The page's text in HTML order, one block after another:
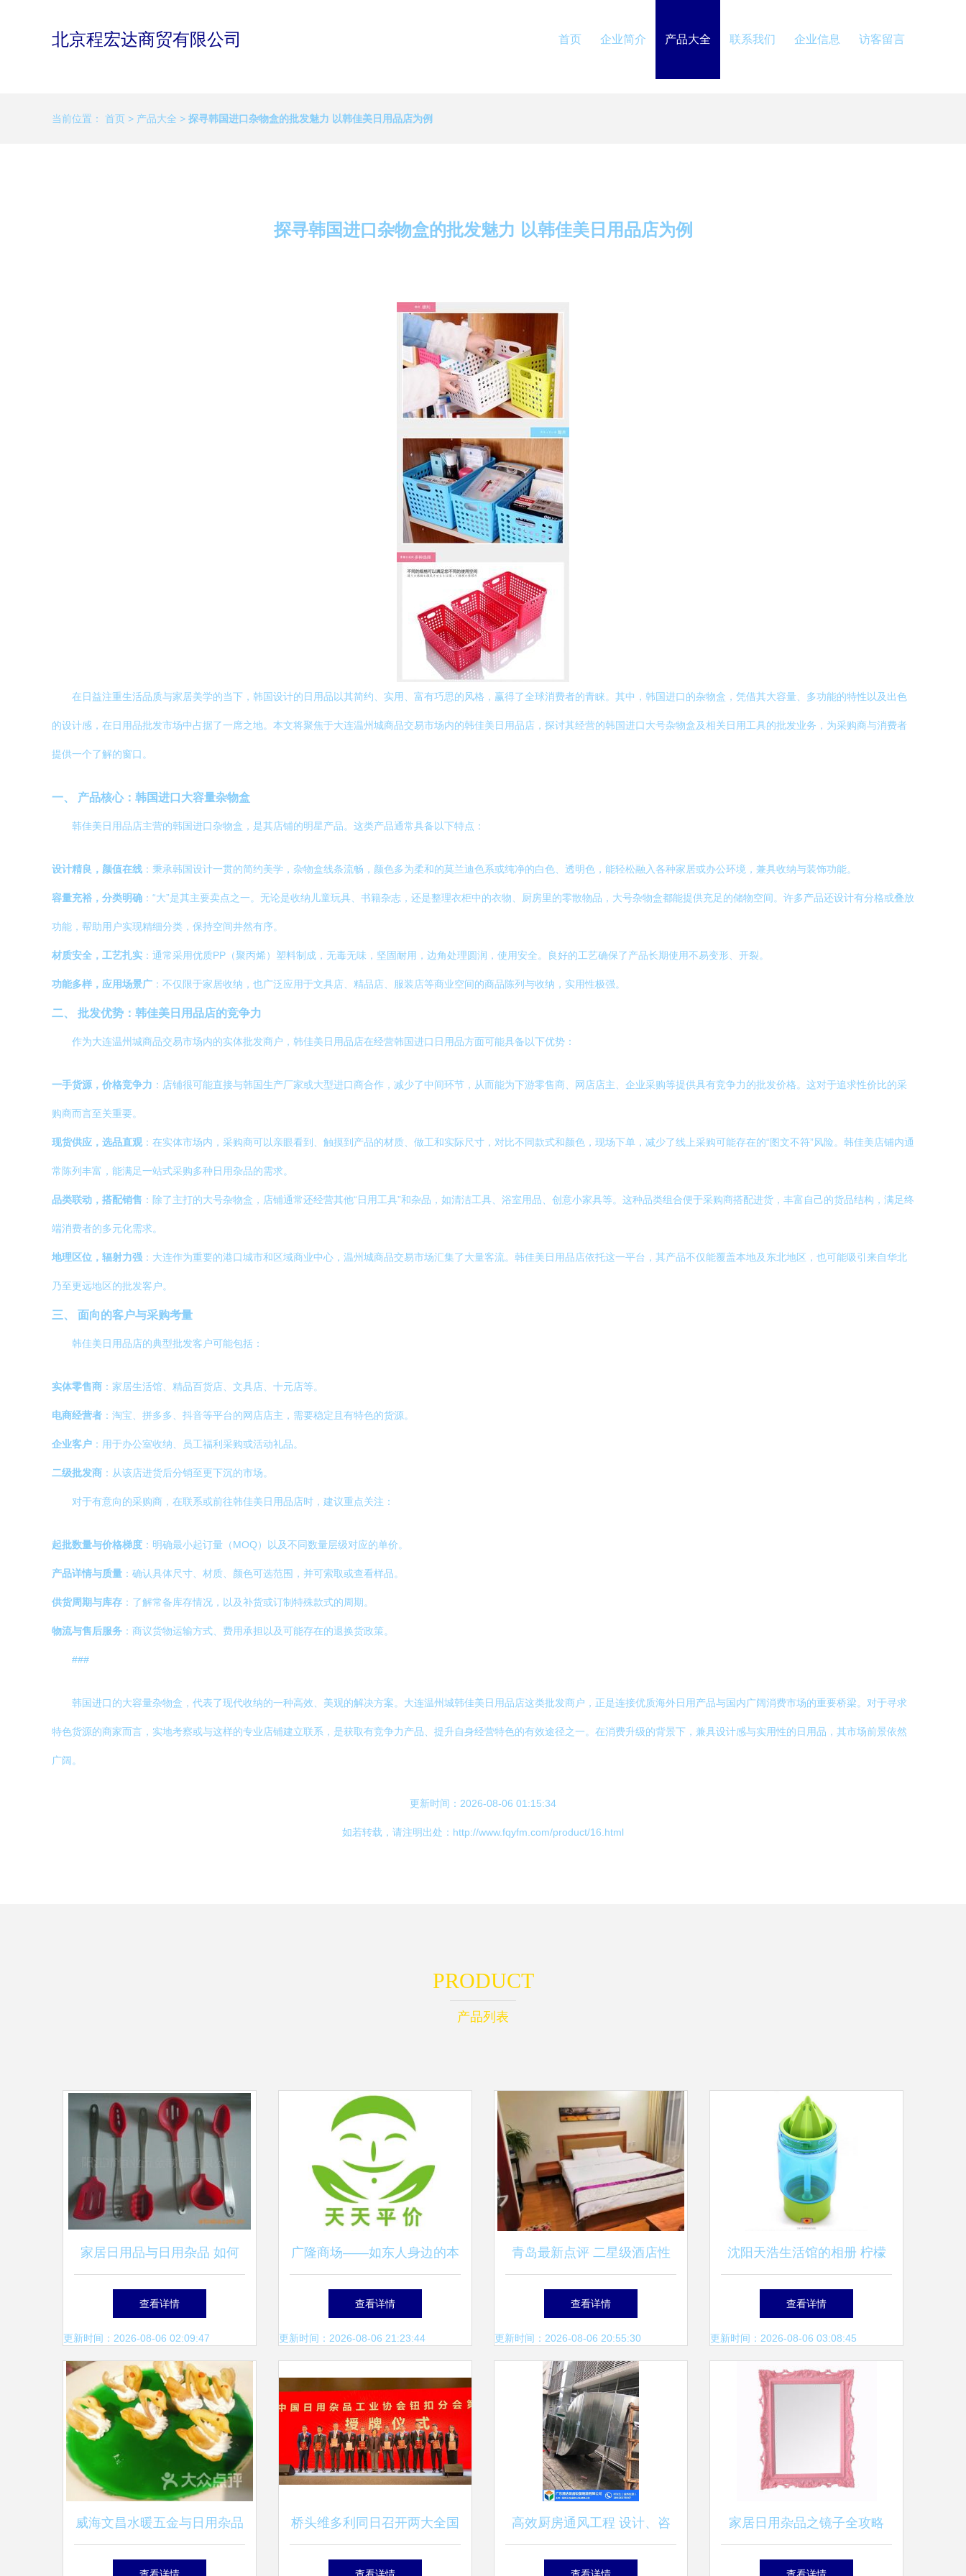
北京程宏达商贸有限公司 首页 企业简介 产品大全 联系我们 企业信息 访客留言
当前位置： 首页 > 产品大全 > 探寻韩国进口杂物盒的批发魅力 以韩佳美日用品店为例
探寻韩国进口杂物盒的批发魅力 以韩佳美日用品店为例
在日益注重生活品质与家居美学的当下，韩国设计的日用品以其简约、实用、富有巧思的风格，赢得了全球消费者的青睐。其中，韩国进口的杂物盒，凭借其大容量、多功能的特性以及出色
的设计感，在日用品批发市场中占据了一席之地。本文将聚焦于大连温州城商品交易市场内的韩佳美日用品店，探讨其经营的韩国进口大号杂物盒及相关日用工具的批发业务，为采购商与消费者
提供一个了解的窗口。
一、 产品核心：韩国进口大容量杂物盒
韩佳美日用品店主营的韩国进口杂物盒，是其店铺的明星产品。这类产品通常具备以下特点：
设计精良，颜值在线 ：秉承韩国设计一贯的简约美学，杂物盒线条流畅，颜色多为柔和的莫兰迪色系或纯净的白色、透明色，能轻松融入各种家居或办公环境，兼具收纳与装饰功能。
容量充裕，分类明确 ：“大”是其主要卖点之一。无论是收纳儿童玩具、书籍杂志，还是整理衣柜中的衣物、厨房里的零散物品，大号杂物盒都能提供充足的储物空间。许多产品还设计有分格或叠放
功能，帮助用户实现精细分类，保持空间井然有序。
材质安全，工艺扎实 ：通常采用优质PP（聚丙烯）塑料制成，无毒无味，坚固耐用，边角处理圆润，使用安全。良好的工艺确保了产品长期使用不易变形、开裂。
功能多样，应用场景广 ：不仅限于家居收纳，也广泛应用于文具店、精品店、服装店等商业空间的商品陈列与收纳，实用性极强。
二、 批发优势：韩佳美日用品店的竞争力
作为大连温州城商品交易市场内的实体批发商户，韩佳美日用品店在经营韩国进口日用品方面可能具备以下优势：
一手货源，价格竞争力 ：店铺很可能直接与韩国生产厂家或大型进口商合作，减少了中间环节，从而能为下游零售商、网店店主、企业采购等提供具有竞争力的批发价格。这对于追求性价比的采
购商而言至关重要。
现货供应，选品直观 ：在实体市场内，采购商可以亲眼看到、触摸到产品的材质、做工和实际尺寸，对比不同款式和颜色，现场下单，减少了线上采购可能存在的“图文不符”风险。韩佳美店铺内通
常陈列丰富，能满足一站式采购多种日用杂品的需求。
品类联动，搭配销售 ：除了主打的大号杂物盒，店铺通常还经营其他“日用工具”和杂品，如清洁工具、浴室用品、创意小家具等。这种品类组合便于采购商搭配进货，丰富自己的货品结构，满足终
端消费者的多元化需求。
地理区位，辐射力强 ：大连作为重要的港口城市和区域商业中心，温州城商品交易市场汇集了大量客流。韩佳美日用品店依托这一平台，其产品不仅能覆盖本地及东北地区，也可能吸引来自华北
乃至更远地区的批发客户。
三、 面向的客户与采购考量
韩佳美日用品店的典型批发客户可能包括：
实体零售商 ：家居生活馆、精品百货店、文具店、十元店等。
电商经营者 ：淘宝、拼多多、抖音等平台的网店店主，需要稳定且有特色的货源。
企业客户 ：用于办公室收纳、员工福利采购或活动礼品。
二级批发商 ：从该店进货后分销至更下沉的市场。
对于有意向的采购商，在联系或前往韩佳美日用品店时，建议重点关注：
起批数量与价格梯度 ：明确最小起订量（MOQ）以及不同数量层级对应的单价。
产品详情与质量 ：确认具体尺寸、材质、颜色可选范围，并可索取或查看样品。
供货周期与库存 ：了解常备库存情况，以及补货或订制特殊款式的周期。
物流与售后服务 ：商议货物运输方式、费用承担以及可能存在的退换货政策。
###
韩国进口的大容量杂物盒，代表了现代收纳的一种高效、美观的解决方案。大连温州城韩佳美日用品店这类批发商户，正是连接优质海外日用产品与国内广阔消费市场的重要桥梁。对于寻求
特色货源的商家而言，实地考察或与这样的专业店铺建立联系，是获取有竞争力产品、提升自身经营特色的有效途径之一。在消费升级的背景下，兼具设计感与实用性的日用品，其市场前景依然
广阔。
更新时间：2026-08-06 01:15:34
如若转载，请注明出处：http://www.fqyfm.com/product/16.html
PRODUCT
产品列表
家居日用品与日用杂品 如何
选择更实用？
查看详情
更新时间：2026-08-06 02:09:47
广隆商场——如东人身边的本
土平价超市，请投广隆一票
查看详情
更新时间：2026-08-06 21:23:44
青岛最新点评 二星级酒店性
价比排行榜
查看详情
更新时间：2026-08-06 20:55:30
沈阳天浩生活馆的相册 柠檬
杯3的清新记忆
查看详情
更新时间：2026-08-06 03:08:45
威海文昌水暖五金与日用杂品
附近的商户指南
桥头维多利同日召开两大全国
性盛会，纽扣行业迎发展新机
高效厨房通风工程 设计、咨
询与日用杂品一站式解决方案
家居日用杂品之镜子全攻略
价格、批发、厂家与选购大全